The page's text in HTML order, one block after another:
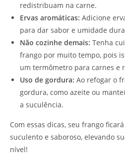
redistribuam na carne.
Ervas aromáticas: Adicione
para dar sabor e umidade
Não cozinhe demais: Tenha
frango por muito tempo, pois
um termômetro para carnes e
Uso de gordura: Ao refogar o
gordura, como azeite ou
a suculência.
Com essas dicas, seu frango
suculento e saboroso, elevando
nível!